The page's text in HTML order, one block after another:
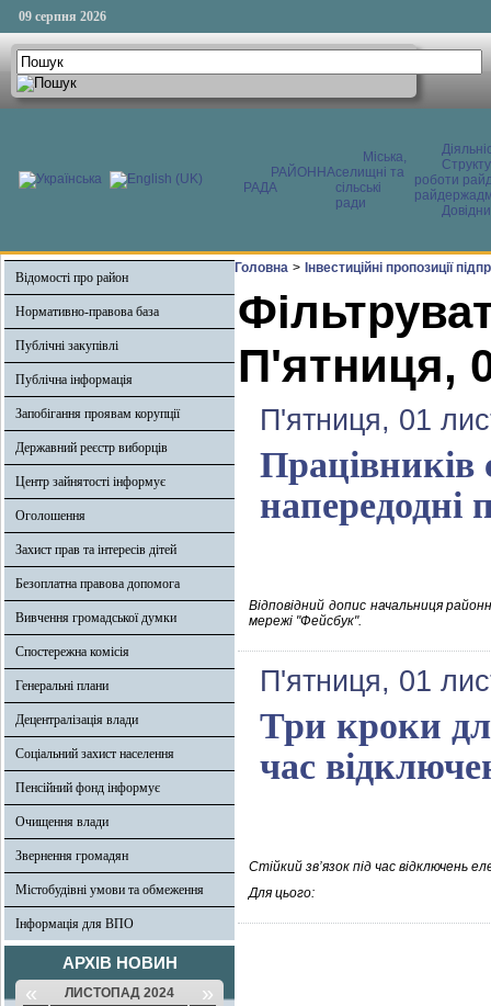
09 серпня 2026
РАЙОННА
РАДА
Міська,
селищні та
сільські
ради
роботи
Відомості про район
Нормативно-правова база
Публічні закупівлі
Публічна інформація
Запобігання проявам корупції
Державний реєстр виборців
Центр зайнятості інформує
Оголошення
Захист прав та інтересів дітей
Безоплатна правова допомога
Вивчення громадської думки
Спостережна комісія
Генеральні плани
Децентралізація влади
Соціальний захист населення
Пенсійний фонд інформує
Очищення влади
Звернення громадян
Містобудівні умови та обмеження
Інформація для ВПО
АРХІВ НОВИН
« ЛИСТОПАД 2024 »
Головна > Інвестиційні пропозиції
П'ятниця,
П'ятниця, 01
Працівників
напередодні
Відповідний допис начальниця
мережі "Фейсбук".
П'ятниця, 01
Три кроки
час
Стійкий зв’язок під час відключень
Для цього: